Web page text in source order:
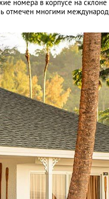
номера в корпусе на
отмечен многими